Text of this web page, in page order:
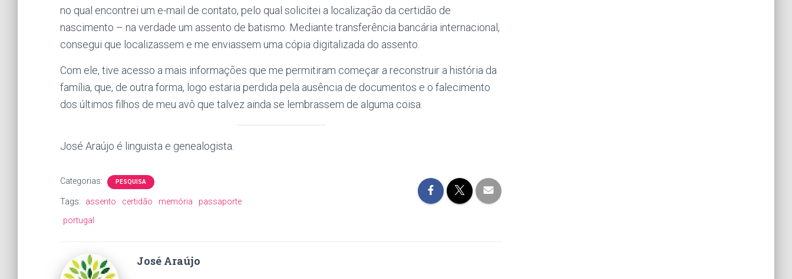
no qual encontrei um e-mail de contato, pelo qual solicitei a localização da certidão de
nascimento – na verdade um assento de batismo. Mediante transferência bancária internacional,
consegui que localizassem e me enviassem uma cópia digitalizada do assento.
Com ele, tive acesso a mais informações que me permitiram começar a reconstruir a história da
família, que, de outra forma, logo estaria perdida pela ausência de documentos e o falecimento
dos últimos filhos de meu avô que talvez ainda se lembrassem de alguma coisa.
José Araújo é linguista e genealogista.
Categorias: PESQUISA
Tags: assento certidão memória
passaporte
portugal
José Araújo